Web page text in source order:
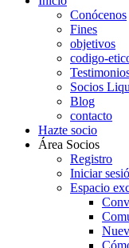
Conócenos
Fines
objetivos
codigo-
Socios
Blog
contacto
Hazte socio
Área Socios
Registro
Iniciar
Espacio